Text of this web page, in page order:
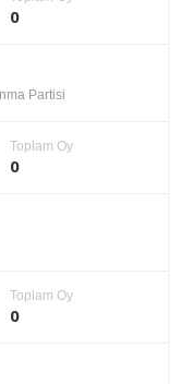
0
Partisi
Toplam Oy
0
Toplam Oy
0